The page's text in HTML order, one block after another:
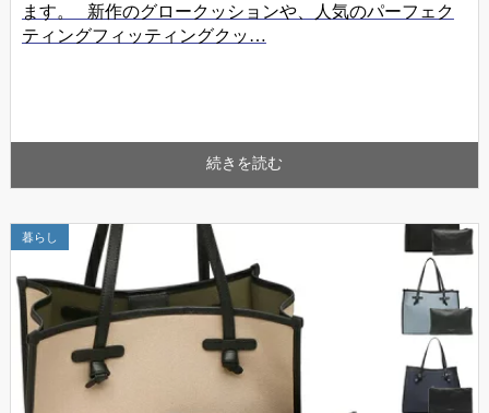
ます。 新作のグロークッションや、人気のパーフェク
ティングフィッティングクッ…
続きを読む
暮らし